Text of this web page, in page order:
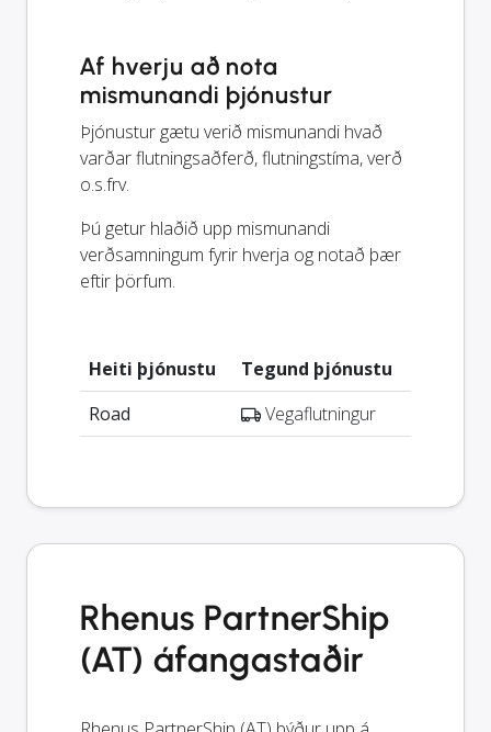
Af hverju að nota
mismunandi þjónustur
Þjónustur gætu verið mismunandi hvað
varðar flutningsaðferð, flutningstíma, verð
o.s.frv.
Þú getur hlaðið upp mismunandi
verðsamningum fyrir hverja og notað þær
eftir þörfum.
Heiti þjónustu
Tegund þjónustu
Road
Vegaflutningur
Rhenus PartnerShip
(AT) áfangastaðir